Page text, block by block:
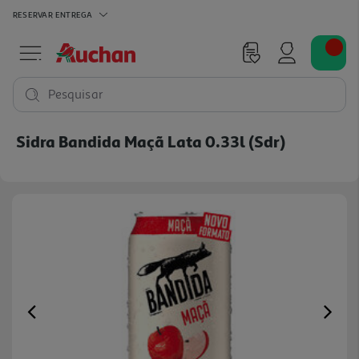
RESERVAR ENTREGA
Pesquisar
Sidra Bandida Maçã Lata 0.33l (sdr)
Previous